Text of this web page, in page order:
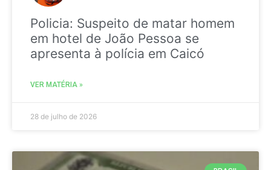
Policia: Suspeito de matar homem
em hotel de João Pessoa se
apresenta à polícia em Caicó
VER MATÉRIA »
28 de julho de 2026